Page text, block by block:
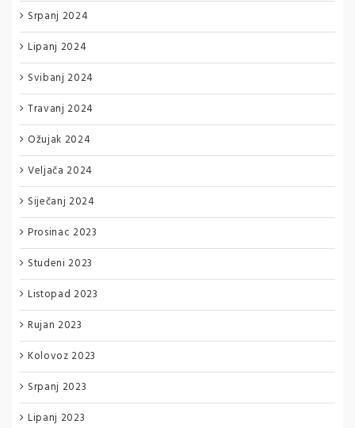
Srpanj 2024
Lipanj 2024
Svibanj 2024
Travanj 2024
Ožujak 2024
Veljača 2024
Siječanj 2024
Prosinac 2023
Studeni 2023
Listopad 2023
Rujan 2023
Kolovoz 2023
Srpanj 2023
Lipanj 2023